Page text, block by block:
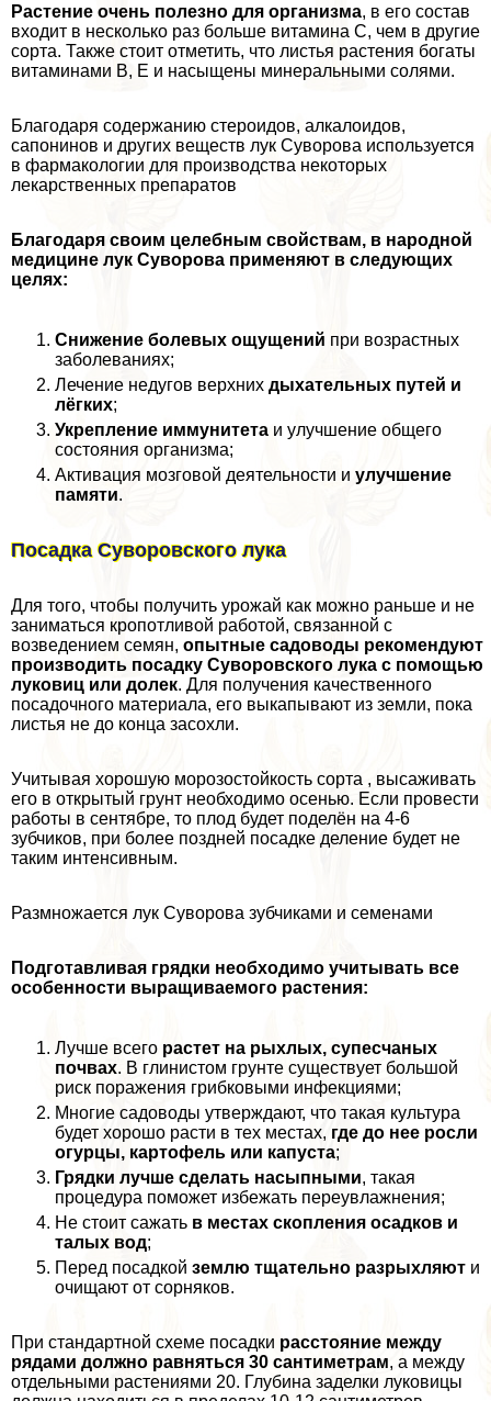
Растение очень полезно для организма, в его состав
входит в несколько раз больше витамина С, чем в другие
сорта. Также стоит отметить, что листья растения богаты
витаминами В, Е и насыщены минеральными солями.
Благодаря содержанию стероидов, алкалоидов,
сапонинов и других веществ лук Суворова используется
в фармакологии для производства некоторых
лекарственных препаратов
Благодаря своим целебным свойствам, в народной
медицине лук Суворова применяют в следующих
целях:
Снижение болевых ощущений при возрастных
заболеваниях;
Лечение недугов верхних дыхательных путей и
лёгких;
Укрепление иммунитета и улучшение общего
состояния организма;
Активация мозговой деятельности и улучшение
памяти.
Посадка Суворовского лука
Для того, чтобы получить урожай как можно раньше и не
заниматься кропотливой работой, связанной с
возведением семян, опытные садоводы рекомендуют
производить посадку Суворовского лука с помощью
луковиц или долек. Для получения качественного
посадочного материала, его выкапывают из земли, пока
листья не до конца засохли.
Учитывая хорошую морозостойкость сорта , высаживать
его в открытый грунт необходимо осенью. Если провести
работы в сентябре, то плод будет поделён на 4-6
зубчиков, при более поздней посадке деление будет не
таким интенсивным.
Размножается лук Суворова зубчиками и семенами
Подготавливая грядки необходимо учитывать все
особенности выращиваемого растения:
Лучше всего растет на рыхлых, супесчаных
почвах. В глинистом грунте существует большой
риск поражения грибковыми инфекциями;
Многие садоводы утверждают, что такая культура
будет хорошо расти в тех местах, где до нее росли
огурцы, картофель или капуста;
Грядки лучше сделать насыпными, такая
процедypa поможет избежать переувлажнения;
Не стоит сажать в местах скопления осадков и
талых вод;
Перед посадкой землю тщательно разрыхляют и
очищают от сорняков.
При стандартной схеме посадки расстояние между
рядами должно равняться 30 сантиметрам, а между
отдельными растениями 20. Глубина заделки луковицы